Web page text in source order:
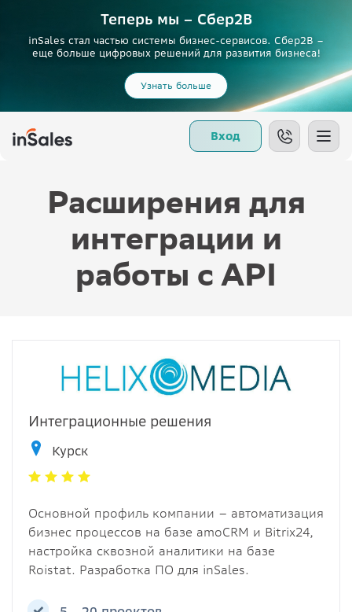
Теперь мы – Сбер2B
inSales стал частью системы бизнес-сервисов. Сбер2В –
еще больше цифровых решений для развития бизнеса!
Узнать больше
Вход
Расширения для
интеграции и
работы с API
Интеграционные решения
Курск
Основной профиль компании – автоматизация
бизнес процессов на базе amoCRM и Bitrix24,
настройка сквозной аналитики на базе
Roistat. Разработка ПО для inSales.